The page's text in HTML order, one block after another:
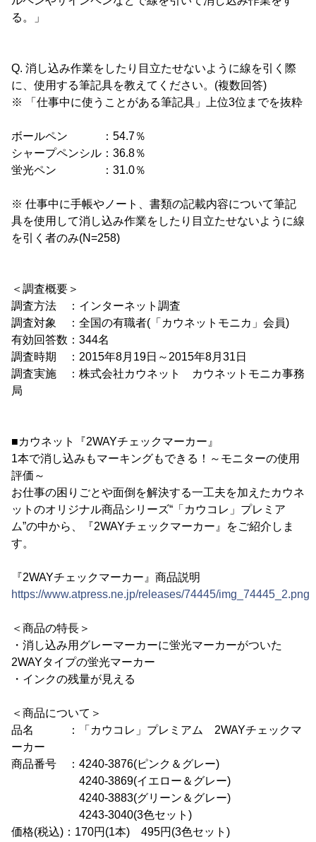
る。」
Q. 消し込み作業をしたり目立たせないように線を引く際
に、使用する筆記具を教えてください。(複数回答)
※ 「仕事中に使うことがある筆記具」上位3位までを抜粋
ボールペン ：54.7％
シャープペンシル：36.8％
蛍光ペン ：31.0％
※ 仕事中に手帳やノート、書類の記載内容について筆記
具を使用して消し込み作業をしたり目立たせないように線
を引く者のみ(N=258)
＜調査概要＞
調査方法 ：インターネット調査
調査対象 ：全国の有職者(「カウネットモニカ」会員)
有効回答数：344名
調査時期 ：2015年8月19日～2015年8月31日
調査実施 ：株式会社カウネット カウネットモニカ事務
局
■カウネット『2WAYチェックマーカー』
1本で消し込みもマーキングもできる！～モニターの使用
評価～
お仕事の困りごとや面倒を解決する一工夫を加えたカウネ
ットのオリジナル商品シリーズ“「カウコレ」プレミア
ム”の中から、『2WAYチェックマーカー』をご紹介しま
す。
『2WAYチェックマーカー』商品説明
https://www.atpress.ne.jp/releases/74445/img_74445_2.png
＜商品の特長＞
・消し込み用グレーマーカーに蛍光マーカーがついた
2WAYタイプの蛍光マーカー
・インクの残量が見える
＜商品について＞
品名 ：「カウコレ」プレミアム 2WAYチェックマ
ーカー
商品番号 ：4240-3876(ピンク＆グレー)
4240-3869(イエロー＆グレー)
4240-3883(グリーン＆グレー)
4243-3040(3色セット)
価格(税込)：170円(1本) 495円(3色セット)